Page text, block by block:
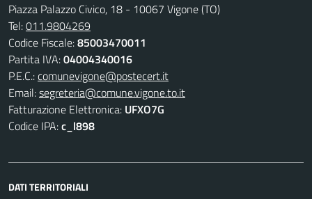
Piazza Palazzo Civico, 18 - 10067 Vigone (TO)
Tel:011.9804269
Codice Fiscale:85003470011
Partita IVA:04004340016
P.E.C.:comunevigone@postecert.it
Email:segreteria@comune.vigone.to.it
Fatturazione Elettronica: UFXO7G
Codice IPA:c_l898
DATI TERRITORIALI